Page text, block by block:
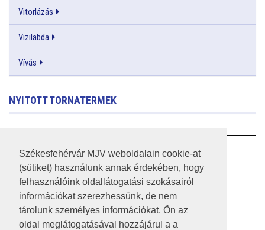
Székesfehérvár MJV weboldalain cookie-at
(sütiket) használunk annak érdekében, hogy
felhasználóink oldallátogatási szokásairól
információkat szerezhessünk, de nem
tárolunk személyes információkat. Ön az
oldal meglátogatásával hozzájárul a a
Vitorlázás
Vizilabda
Vívás
NYITOTT TORNATERMEK
RSS
A HONLAP 2017.03.31-I ÁLLAPOTA
JOGI NYILATKOZAT
IMPRESSZUM